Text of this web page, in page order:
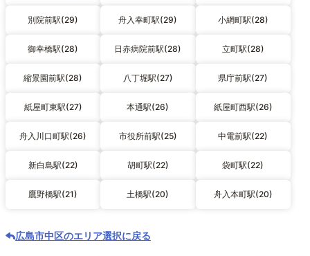
別院前駅(29) 舟入幸町駅(29) 小網町駅(28)
御幸橋駅(28) 日赤病院前駅(28) 立町駅(28)
縮景園前駅(28) 八丁堀駅(27) 県庁前駅(27)
紙屋町東駅(27) 本通駅(26) 紙屋町西駅(26)
舟入川口町駅(26) 市役所前駅(25) 中電前駅(22)
新白島駅(22) 胡町駅(22) 袋町駅(22)
鷹野橋駅(21) 土橋駅(20) 舟入本町駅(20)
広島市中区のエリア選択に戻る